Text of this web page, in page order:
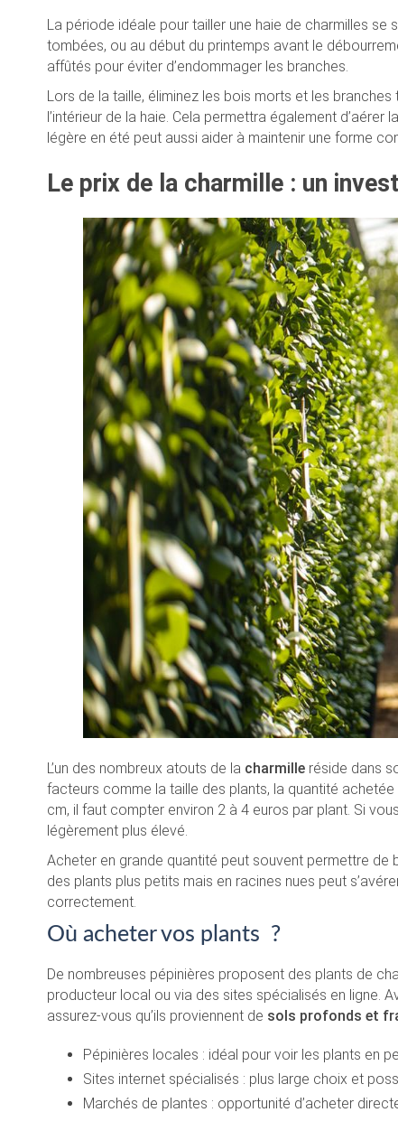
La période idéale pour tailler une haie de charmilles se
tombées, ou au début du printemps avant le
affûtés pour éviter d’endommager les branches.
Lors de la taille, éliminez les bois morts et les
l’intérieur de la haie. Cela permettra également
légère en été peut aussi aider à maintenir une forme
Le prix de la charmille : un
L’un des nombreux atouts de la charmille réside dans
facteurs comme la taille des plants, la quantité
cm, il faut compter environ 2 à 4 euros par plant. Si
légèrement plus élevé.
Acheter en grande quantité peut souvent permettre de
des plants plus petits mais en racines nues peut
correctement.
Où acheter vos plants ?
De nombreuses pépinières proposent des plants de
producteur local ou via des sites spécialisés en ligne.
assurez-vous qu’ils proviennent de sols profonds et
Pépinières locales : idéal pour voir les plants en
Sites internet spécialisés : plus large choix et
Marchés de plantes : opportunité d’acheter